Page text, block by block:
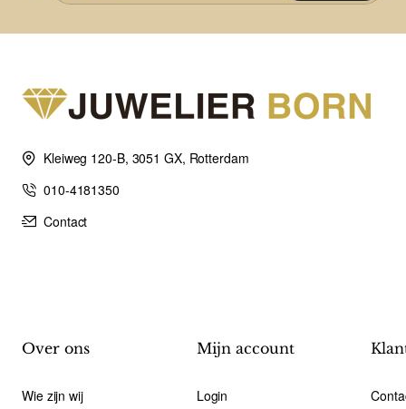
Kleiweg 120-B, 3051 GX, Rotterdam
010-4181350
Contact
Over ons
Wie zijn wij
Mijn account
Login